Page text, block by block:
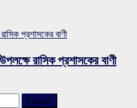
প্রশাসকের বাণী
রাসিক প্রশাসকের বাণী